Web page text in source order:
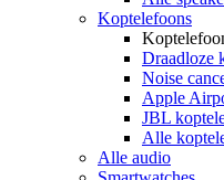
Koptelefoons
Draadloze
Noise
Apple
JBL
Alle
Alle audio